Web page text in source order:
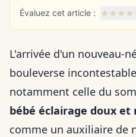
Évaluez cet article : ★★★★
L'arrivée d'un nouveau-
bouleverse
notamment celle du
bébé éclairage doux et
comme un auxiliaire de